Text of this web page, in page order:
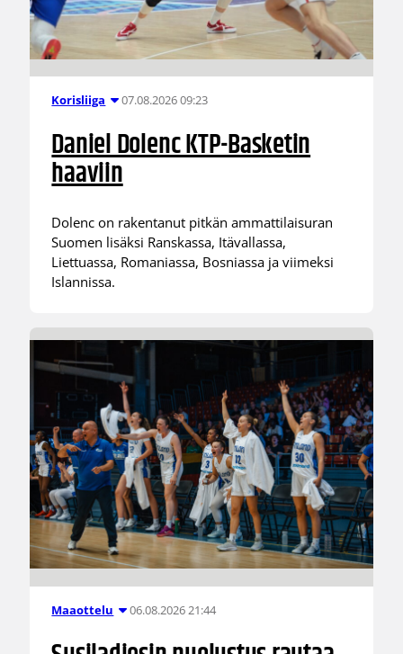
Korisliiga 07.08.2026 09:23
Daniel Dolenc KTP-Basketin
haaviin
Dolenc on rakentanut pitkän ammattilaisuran
Suomen lisäksi Ranskassa, Itävallassa,
Liettuassa, Romaniassa, Bosniassa ja viimeksi
Islannissa.
Maaottelu 06.08.2026 21:44